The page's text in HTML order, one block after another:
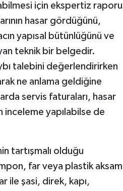
için ekspertiz raporu
hasar gördüğünü,
yapısal bütünlüğünü ve
teknik bir belgedir.
talebini değerlendirirken
ne anlama geldiğine
servis faturaları, hasar
inceleme yapılabilse de
tartışmalı olduğu
far veya plastik aksam
ile şasi, direk, kapı,